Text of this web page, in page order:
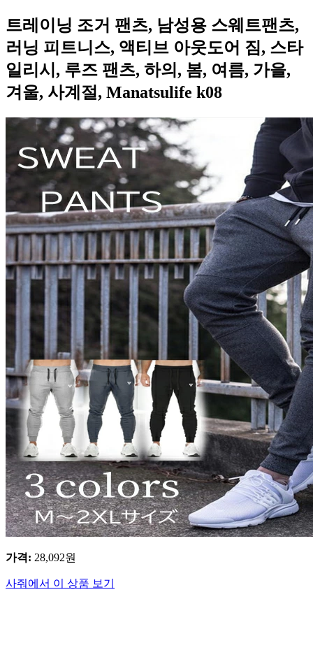
트레이닝 조거 팬츠, 남성용 스웨트팬츠,
러닝 피트니스, 액티브 아웃도어 짐, 스타
일리시, 루즈 팬츠, 하의, 봄, 여름, 가을,
겨울, 사계절, Manatsulife k08
가격: 28,092원
사줘에서 이 상품 보기